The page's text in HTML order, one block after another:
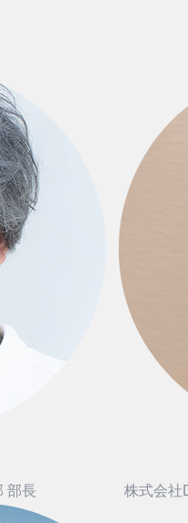
部長 株式会社